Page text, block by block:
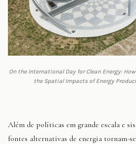
On the International Day for Clean Energy:
the Spatial Impacts of Energy
Além de políticas em grande escala e
fontes alternativas de energia tornam-